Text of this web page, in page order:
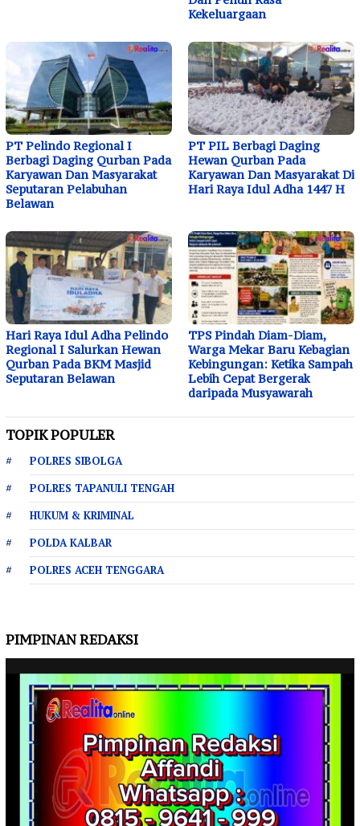
Kekeluargaan
PT Pelindo Regional I
Berbagi Daging Qurban Pada
Karyawan Dan Masyarakat
Seputaran Pelabuhan
Belawan
PT PIL Berbagi Daging
Hewan Qurban Pada
Karyawan Dan Masyarakat Di
Hari Raya Idul Adha 1447 H
Hari Raya Idul Adha Pelindo
Regional I Salurkan Hewan
Qurban Pada BKM Masjid
Seputaran Belawan
TPS Pindah Diam-Diam,
Warga Mekar Baru Kebagian
Kebingungan: Ketika Sampah
Lebih Cepat Bergerak
daripada Musyawarah
TOPIK POPULER
POLRES SIBOLGA
POLRES TAPANULI TENGAH
HUKUM & KRIMINAL
POLDA KALBAR
POLRES ACEH TENGGARA
PIMPINAN REDAKSI